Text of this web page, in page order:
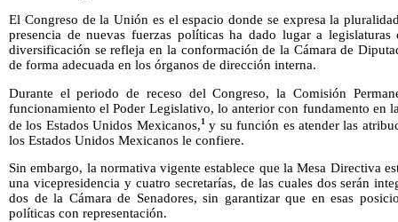
El Congreso de la Unión es el espacio donde se expresa la
presencia de nuevas fuerzas políticas ha dado lugar a legislaturas
diversificación se refleja en la conformación de la Cámara de
de forma adecuada en los órganos de dirección interna.
Durante el periodo de receso del Congreso, la Comisión
funcionamiento el Poder Legislativo, lo anterior con fundamento en
de los Estados Unidos Mexicanos,1y su función es atender las
los Estados Unidos Mexicanos le confiere.
Sin embargo, la normativa vigente establece que la Mesa Directiva
una vicepresidencia y cuatro secretarías, de las cuales dos serán
dos de la Cámara de Senadores, sin garantizar que en esas
políticas con representación.